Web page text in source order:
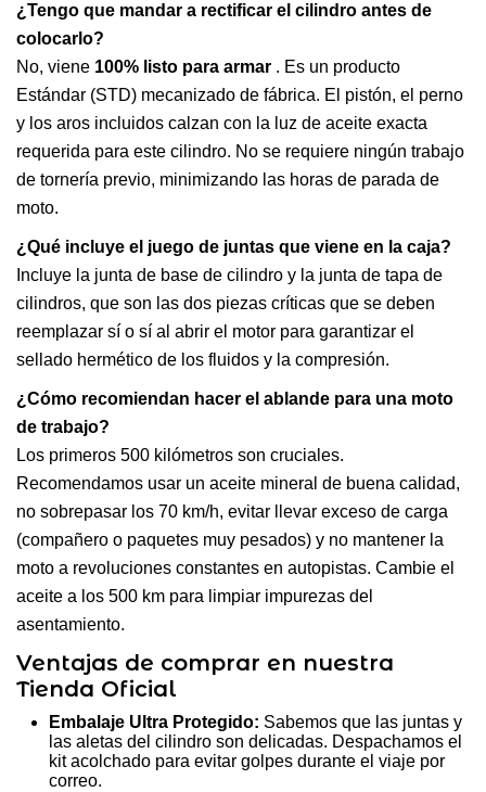
¿Tengo que mandar a rectificar el cilindro antes de
colocarlo?
No, viene 100% listo para armar . Es un producto
Estándar (STD) mecanizado de fábrica. El pistón, el perno
y los aros incluidos calzan con la luz de aceite exacta
requerida para este cilindro. No se requiere ningún trabajo
de tornería previo, minimizando las horas de parada de
moto.
¿Qué incluye el juego de juntas que viene en la caja?
Incluye la junta de base de cilindro y la junta de tapa de
cilindros, que son las dos piezas críticas que se deben
reemplazar sí o sí al abrir el motor para garantizar el
sellado hermético de los fluidos y la compresión.
¿Cómo recomiendan hacer el ablande para una moto
de trabajo?
Los primeros 500 kilómetros son cruciales.
Recomendamos usar un aceite mineral de buena calidad,
no sobrepasar los 70 km/h, evitar llevar exceso de carga
(compañero o paquetes muy pesados) y no mantener la
moto a revoluciones constantes en autopistas. Cambie el
aceite a los 500 km para limpiar impurezas del
asentamiento.
Ventajas de comprar en nuestra
Tienda Oficial
Embalaje Ultra Protegido: Sabemos que las juntas y
las aletas del cilindro son delicadas. Despachamos el
kit acolchado para evitar golpes durante el viaje por
correo.